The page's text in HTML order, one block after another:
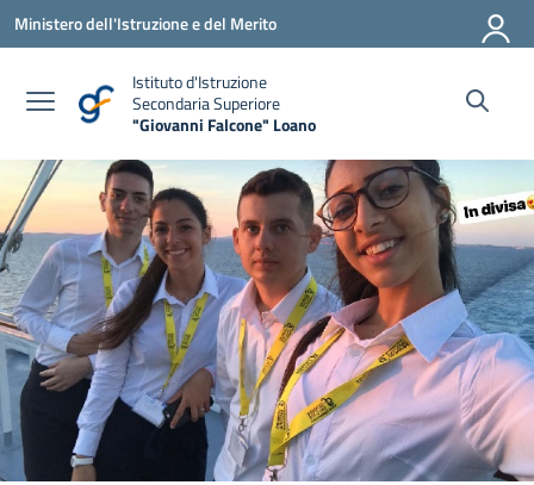
Vai ai contenuti
Vai al menu di navigazione
Vai al footer
Ministero dell'Istruzione e del Merito
Istituto d'Istruzione
Secondaria Superiore
"Giovanni Falcone" Loano